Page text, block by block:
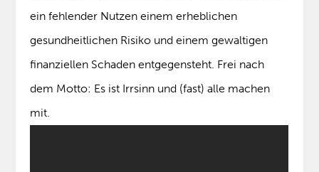
ein fehlender Nutzen einem erheblichen
gesundheitlichen Risiko und einem gewaltigen
finanziellen Schaden entgegensteht. Frei nach
dem Motto: Es ist Irrsinn und (fast) alle machen
mit.